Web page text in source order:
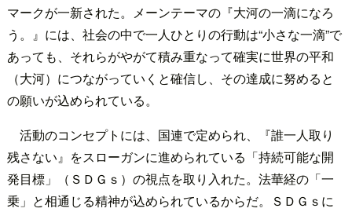
マークが一新された。メーンテーマの『大河の一滴になろ
う。』には、社会の中で一人ひとりの行動は“小さな一滴”で
あっても、それらがやがて積み重なって確実に世界の平和
（大河）につながっていくと確信し、その達成に努めると
の願いが込められている。
活動のコンセプトには、国連で定められ、『誰一人取り
残さない』をスローガンに進められている「持続可能な開
発目標」（ＳＤＧｓ）の視点を取り入れた。法華経の「一
乗」と相通じる精神が込められているからだ。ＳＤＧｓに